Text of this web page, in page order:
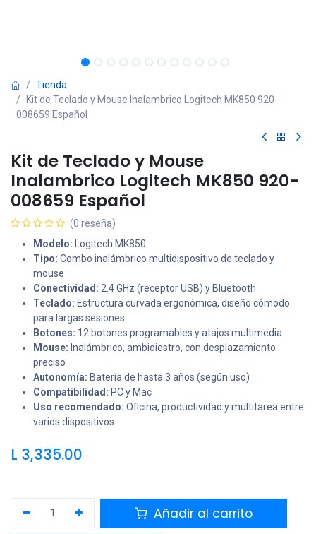
Tienda
Kit de Teclado y Mouse Inalambrico Logitech MK850 920-
008659 Español
Kit de Teclado y Mouse
Inalambrico Logitech MK850 920-
008659 Español
(0 reseña)
Modelo: Logitech MK850
Tipo: Combo inalámbrico multidispositivo de teclado y
mouse
Conectividad: 2.4 GHz (receptor USB) y Bluetooth
Teclado: Estructura curvada ergonómica, diseño cómodo
para largas sesiones
Botones: 12 botones programables y atajos multimedia
Mouse: Inalámbrico, ambidiestro, con desplazamiento
preciso
Autonomía: Batería de hasta 3 años (según uso)
Compatibilidad: PC y Mac
Uso recomendado: Oficina, productividad y multitarea entre
varios dispositivos
L 3,335.00
Añadir al carrito